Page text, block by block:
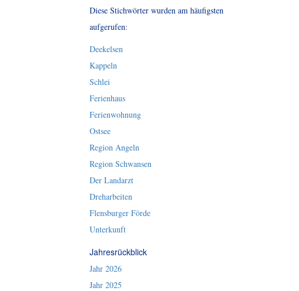
Diese Stichwörter wurden am häufigsten
aufgerufen:
Deekelsen
Kappeln
Schlei
Ferienhaus
Ferienwohnung
Ostsee
Region Angeln
Region Schwansen
Der Landarzt
Dreharbeiten
Flensburger Förde
Unterkunft
Jahresrückblick
Jahr 2026
Jahr 2025